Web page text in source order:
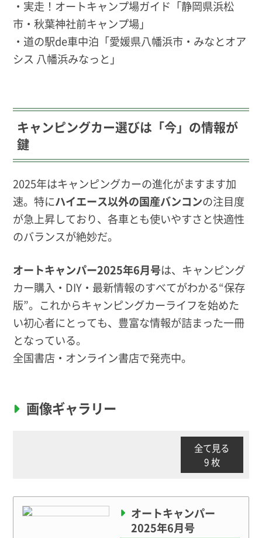
・実走！オートキャンプ場ガイド「静岡県浜松
市・秋葉神社前キャンプ場」
・道の駅de車中泊「愛媛県八幡浜市・みなとオア
シス 八幡浜みなっと」
キャンピングカー選びは「今」の情報が
鍵
2025年はキャンピングカーの進化がますます加
速。特にハイエース以外の国産バンコンの注目度
が急上昇しており、各車とも使いやすさと快適性
のバランスが絶妙だ。
オートキャンパー2025年6月号は、キャンピング
カー購入・DIY・最新情報のすべてがわかる“保存
版”。これからキャンピングカーライフを始めた
い初心者にとっても、豊富な情報が詰まった一冊
となっている。
全国書店・オンライン書店で発売中。
画像ギャラリー
全て見る
9 枚
オートキャンパー
2025年6月号